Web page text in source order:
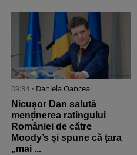
09:34 • Daniela Oancea
Nicușor Dan salută
menținerea ratingului
României de către
Moody’s și spune că țara
„mai ...